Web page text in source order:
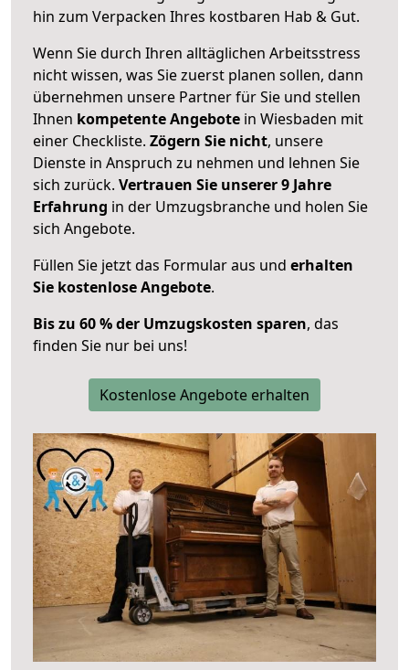
hin zum Verpacken Ihres kostbaren Hab & Gut.
Wenn Sie durch Ihren alltäglichen Arbeitsstress
nicht wissen, was Sie zuerst planen sollen, dann
übernehmen unsere Partner für Sie und stellen
Ihnen kompetente Angebote in Wiesbaden mit
einer Checkliste. Zögern Sie nicht, unsere
Dienste in Anspruch zu nehmen und lehnen Sie
sich zurück. Vertrauen Sie unserer 9 Jahre
Erfahrung in der Umzugsbranche und holen Sie
sich Angebote.
Füllen Sie jetzt das Formular aus und erhalten
Sie kostenlose Angebote.
Bis zu 60 % der Umzugskosten sparen, das
finden Sie nur bei uns!
Kostenlose Angebote erhalten